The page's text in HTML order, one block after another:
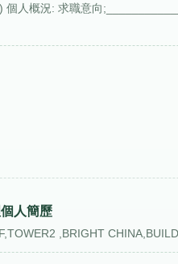
個人概況: 求職意向
人簡歷
,BRIGHT